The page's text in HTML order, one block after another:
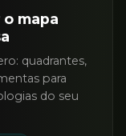
mapa
quadrantes,
para
do seu